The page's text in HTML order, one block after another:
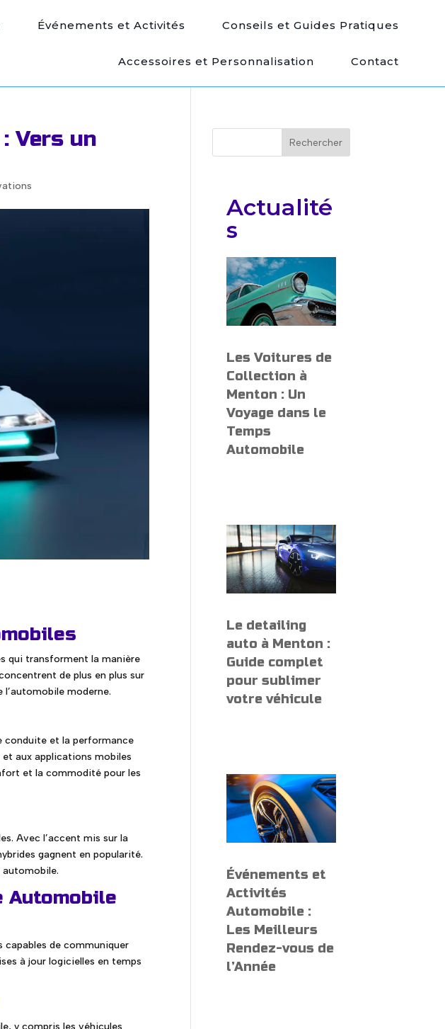
Événements et Activités Conseils et Guides Pratiques
Accessoires et Personnalisation Contact
Vers un
qui transforment la manière
de plus en plus sur
moderne.
conduite et la performance
aux applications mobiles
et la commodité pour les
Avec l’accent mis sur la
gagnent en popularité.
automobile.
Automobile
de communiquer
à jour logicielles en temps
y compris les véhicules
Rechercher
Actualité
s
Les Voitures de
Collection à
Menton : Un
Voyage dans le
Temps
Automobile
Le detailing
auto à Menton :
Guide complet
pour sublimer
votre véhicule
Événements et
Activités
Automobile :
Les Meilleurs
Rendez-vous de
l’Année